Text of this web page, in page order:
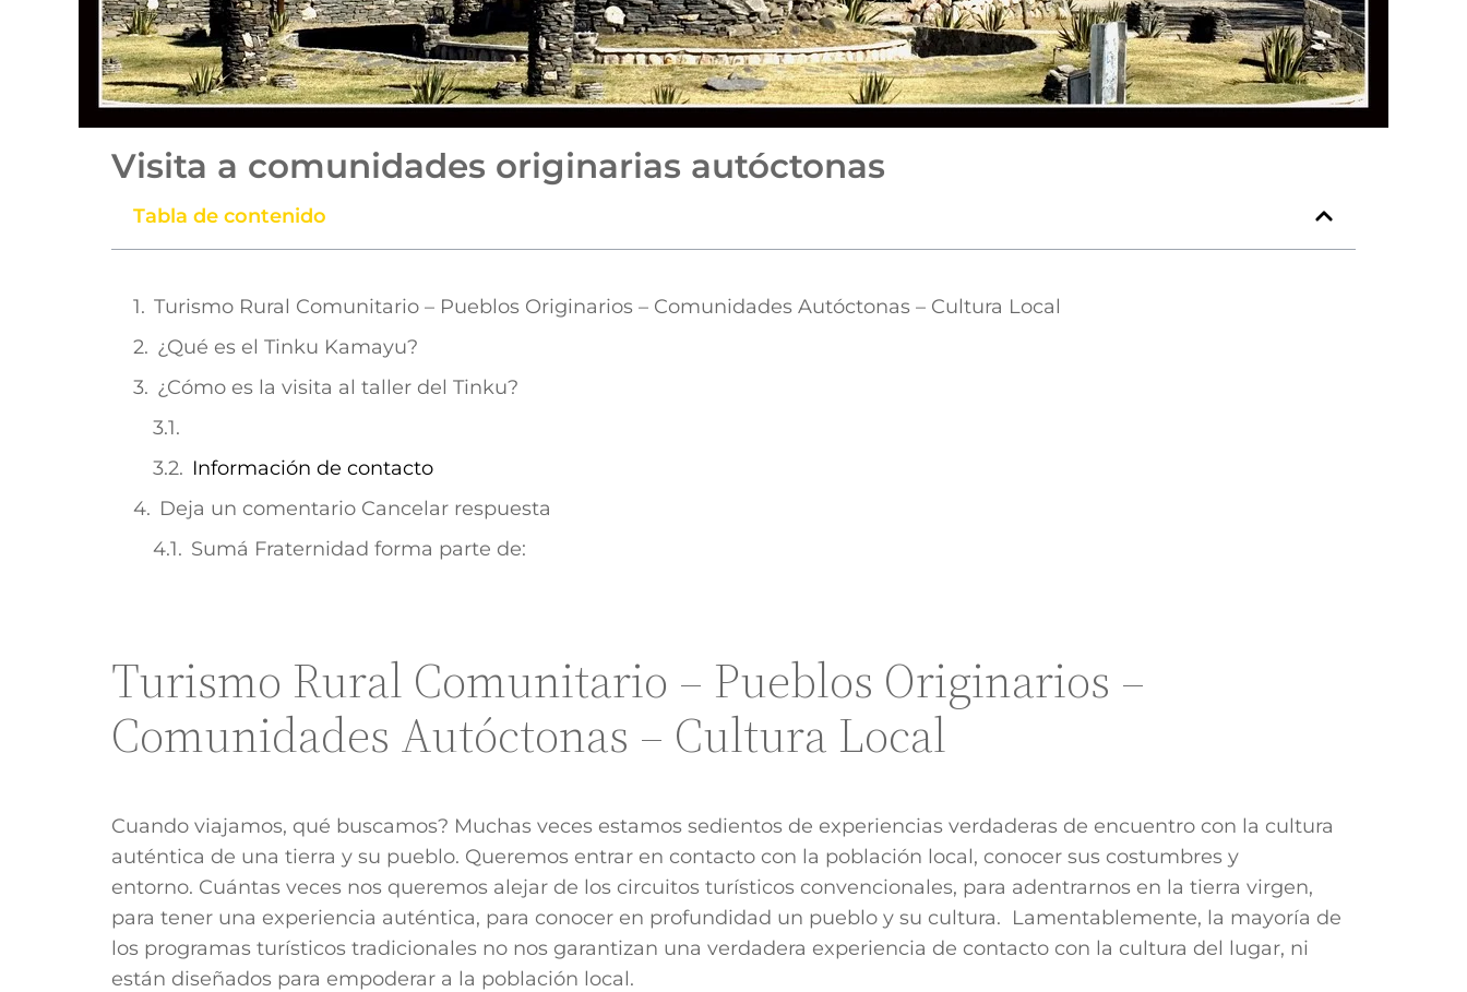
Visita a comunidades originarias autóctonas
Tabla de contenido
Turismo Rural Comunitario – Pueblos Originarios – Comunidades Autóctonas – Cultura Local
¿Qué es el Tinku Kamayu?
¿Cómo es la visita al taller del Tinku?
Información de contacto
Deja un comentario Cancelar respuesta
Sumá Fraternidad forma parte de:
Turismo Rural Comunitario – Pueblos Originarios –
Comunidades Autóctonas – Cultura Local
Cuando viajamos, qué buscamos? Muchas veces estamos sedientos de experiencias verdaderas de encuentro con la cultura
auténtica de una tierra y su pueblo. Queremos entrar en contacto con la población local, conocer sus costumbres y
entorno. Cuántas veces nos queremos alejar de los circuitos turísticos convencionales, para adentrarnos en la tierra virgen,
para tener una experiencia auténtica, para conocer en profundidad un pueblo y su cultura. Lamentablemente, la mayoría de
los programas turísticos tradicionales no nos garantizan una verdadera experiencia de contacto con la cultura del lugar, ni
están diseñados para empoderar a la población local.